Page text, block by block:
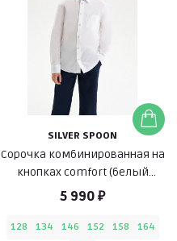
SILVER SPOON
Сорочка комбинированная на
кнопках comfort (белый
ромбик)
5 990 ₽
128 134 146 152 158
164